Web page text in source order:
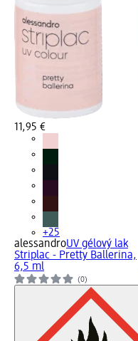
11,95 €
+25
alessandroUV gélový lak
Striplac - Pretty Ballerina,
6,5 ml
(0)